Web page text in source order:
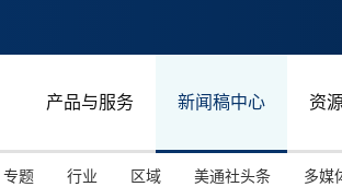
产品与服务 新闻稿中心 资
专题 行业 区域 美通社头条 多媒